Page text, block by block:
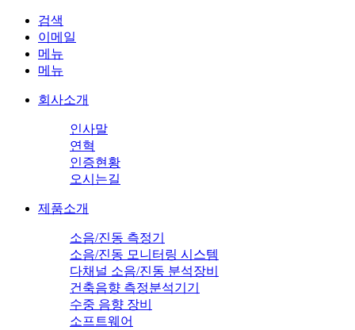
검색
이메일
메뉴
메뉴
회사소개
인사말
연혁
인증현황
오시는길
제품소개
소음/진동 측정기
소음/진동 모니터링 시스템
다채널 소음/진동 분석장비
건축음향 측정분석기기
수중 음향 장비
소프트웨어